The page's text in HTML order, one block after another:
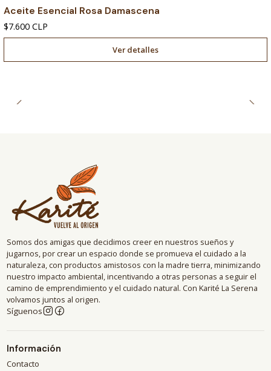
Aceite Esencial Rosa Damascena
$7.600 CLP
Ver detalles
Somos dos amigas que decidimos creer en nuestros sueños y
jugarnos, por crear un espacio donde se promueva el cuidado a la
naturaleza, con productos amistosos con la madre tierra, minimizando
nuestro impacto ambiental, incentivando a otras personas a seguir el
camino de emprendimiento y el cuidado natural. Con Karité La Serena
volvamos juntos al origen.
Síguenos
Información
Contacto